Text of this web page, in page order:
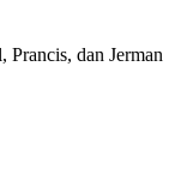
Prancis, dan Jerman